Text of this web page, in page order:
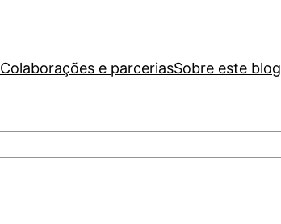
Colaborações e parceriasSobre este blog